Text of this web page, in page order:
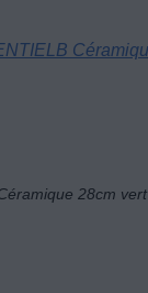
28cm vert